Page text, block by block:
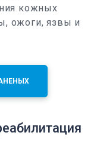
кожных
ожоги, язвы и